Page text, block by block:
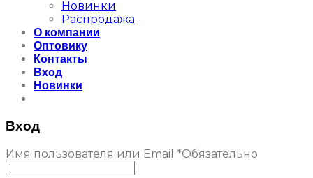
Новинки
Распродажа
О компании
Оптовику
Контакты
Вход
Новинки
Вход
Имя пользователя или Email *Обязательно